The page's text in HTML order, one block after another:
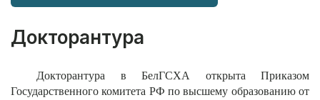
Докторантура
Докторантура в БелГСХА открыта Приказом
Государственного комитета РФ по высшему образованию от